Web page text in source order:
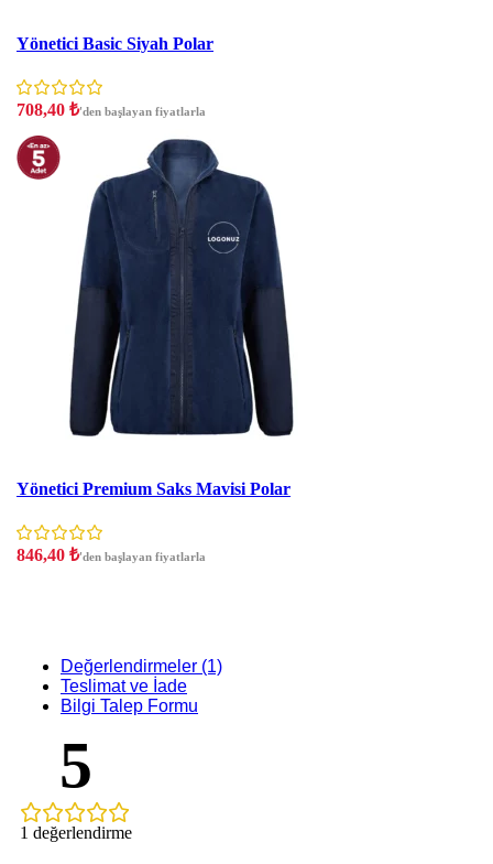
Yönetici Basic Siyah Polar
708,40 ₺'den başlayan fiyatlarla
Yönetici Premium Saks Mavisi Polar
846,40 ₺'den başlayan fiyatlarla
Değerlendirmeler (1)
Teslimat ve İade
Bilgi Talep Formu
5
1 değerlendirme